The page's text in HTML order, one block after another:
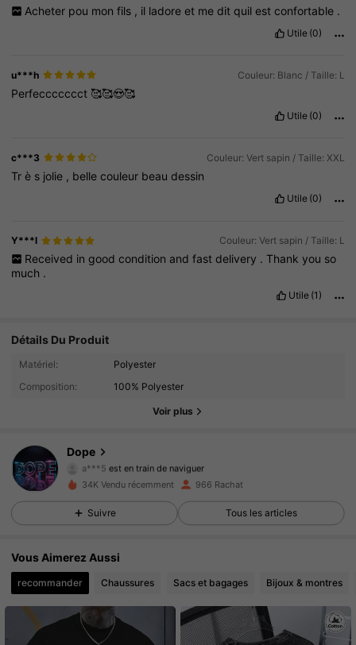
Acheter pou mon fils , il ladore et me dit quil est confortable .
Utile (0)
u***h Couleur: Blanc / Taille: L
Perfeccccccct 🥰🥰😍🥰
Utile (0)
c***3 Couleur: Vert sapin / Taille: XXL
Trè s jolie , bellecouleur beaudessin
Utile (0)
Y***l Couleur: Vert sapin / Taille: L
Received in good condition and fast delivery . Thank you so
much .
Utile (1)
Détails Du Produit
Matériel:
Polyester
Composition:
100% Polyester
Voir plus
Dope
a***5 est en train de naviguer
4.75 6.4K Suiveurs
4.75 6.4K Suiveurs
4.75
4.75 6.4K Suiveurs
34K Vendu récemment 966 Rachat
Suivre Tous les articles
Vous Aimerez Aussi
recommander Chaussures Sacs et bagages Bijoux & montres